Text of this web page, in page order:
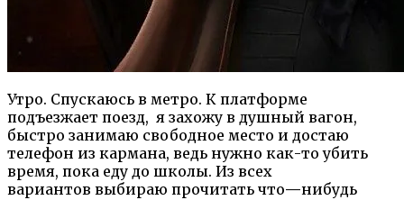
Утро. Спускаюсь в метро. К платформе
подъезжает поезд, я захожу в душный вагон,
быстро занимаю свободное место и достаю
телефон из кармана, ведь нужно как-то убить
время, пока еду до школы. Из всех
вариантов выбираю прочитать что—нибудь